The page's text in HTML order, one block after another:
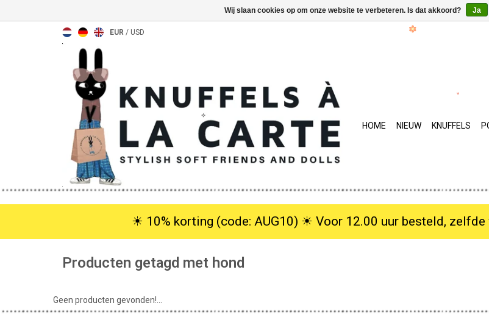
EUR / USD
HOME NIEUW KNUFFELS
☀︎ 10% korting (code: AUG10) ☀︎ Voor 12.00 uur besteld, zelfde
Producten getagd met hond
Geen producten gevonden!...
Wij slaan cookies op om onze website te verbeteren. Is dat akkoord? Ja